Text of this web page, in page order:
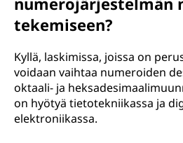
tekemiseen?
Kyllä, laskimissa, joissa on
voidaan vaihtaa numeroiden
oktaali- ja
on hyötyä tietotekniikassa ja
elektroniikassa.